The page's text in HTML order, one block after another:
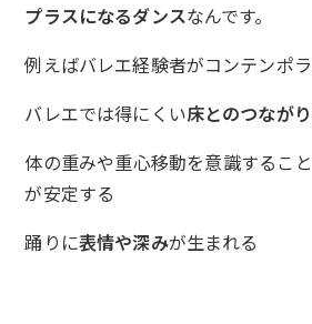
プラスになるダンスなんです。
例えばバレエ経験者がコンテンポラ
バレエでは得にくい床とのつながり
体の重みや重心移動を意識するこ
が安定する
踊りに表情や深みが生まれる